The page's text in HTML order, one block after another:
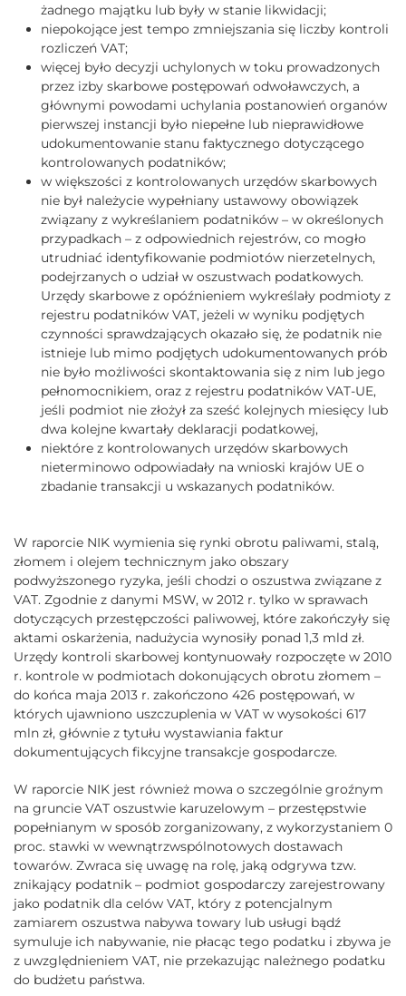
żadnego majątku lub były w stanie likwidacji;
niepokojące jest tempo zmniejszania się liczby kontroli
rozliczeń VAT;
więcej było decyzji uchylonych w toku prowadzonych
przez izby skarbowe postępowań odwoławczych, a
głównymi powodami uchylania postanowień organów
pierwszej instancji było niepełne lub nieprawidłowe
udokumentowanie stanu faktycznego dotyczącego
kontrolowanych podatników;
w większości z kontrolowanych urzędów skarbowych
nie był należycie wypełniany ustawowy obowiązek
związany z wykreślaniem podatników – w określonych
przypadkach – z odpowiednich rejestrów, co mogło
utrudniać identyfikowanie podmiotów nierzetelnych,
podejrzanych o udział w oszustwach podatkowych.
Urzędy skarbowe z opóźnieniem wykreślały podmioty z
rejestru podatników VAT, jeżeli w wyniku podjętych
czynności sprawdzających okazało się, że podatnik nie
istnieje lub mimo podjętych udokumentowanych prób
nie było możliwości skontaktowania się z nim lub jego
pełnomocnikiem, oraz z rejestru podatników VAT-UE,
jeśli podmiot nie złożył za sześć kolejnych miesięcy lub
dwa kolejne kwartały deklaracji podatkowej,
niektóre z kontrolowanych urzędów skarbowych
nieterminowo odpowiadały na wnioski krajów UE o
zbadanie transakcji u wskazanych podatników.
W raporcie NIK wymienia się rynki obrotu paliwami, stalą,
złomem i olejem technicznym jako obszary
podwyższonego ryzyka, jeśli chodzi o oszustwa związane z
VAT. Zgodnie z danymi MSW, w 2012 r. tylko w sprawach
dotyczących przestępczości paliwowej, które zakończyły się
aktami oskarżenia, nadużycia wynosiły ponad 1,3 mld zł.
Urzędy kontroli skarbowej kontynuowały rozpoczęte w 2010
r. kontrole w podmiotach dokonujących obrotu złomem –
do końca maja 2013 r. zakończono 426 postępowań, w
których ujawniono uszczuplenia w VAT w wysokości 617
mln zł, głównie z tytułu wystawiania faktur
dokumentujących fikcyjne transakcje gospodarcze.
W raporcie NIK jest również mowa o szczególnie groźnym
na gruncie VAT oszustwie karuzelowym – przestępstwie
popełnianym w sposób zorganizowany, z wykorzystaniem 0
proc. stawki w wewnątrzwspólnotowych dostawach
towarów. Zwraca się uwagę na rolę, jaką odgrywa tzw.
znikający podatnik – podmiot gospodarczy zarejestrowany
jako podatnik dla celów VAT, który z potencjalnym
zamiarem oszustwa nabywa towary lub usługi bądź
symuluje ich nabywanie, nie płacąc tego podatku i zbywa je
z uwzględnieniem VAT, nie przekazując należnego podatku
do budżetu państwa.